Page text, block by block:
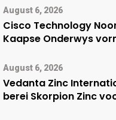
Namibië Mynbou Ekspo
August 6, 2026
Cisco Technology
Kaapse Onderwys
vennootskap
August 6, 2026
Vedanta Zinc
berei Skorpion Zinc